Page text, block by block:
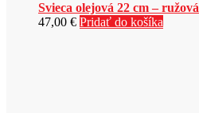
Svieca olejová 22 cm – ružová
47,00 € Pridať do košíka